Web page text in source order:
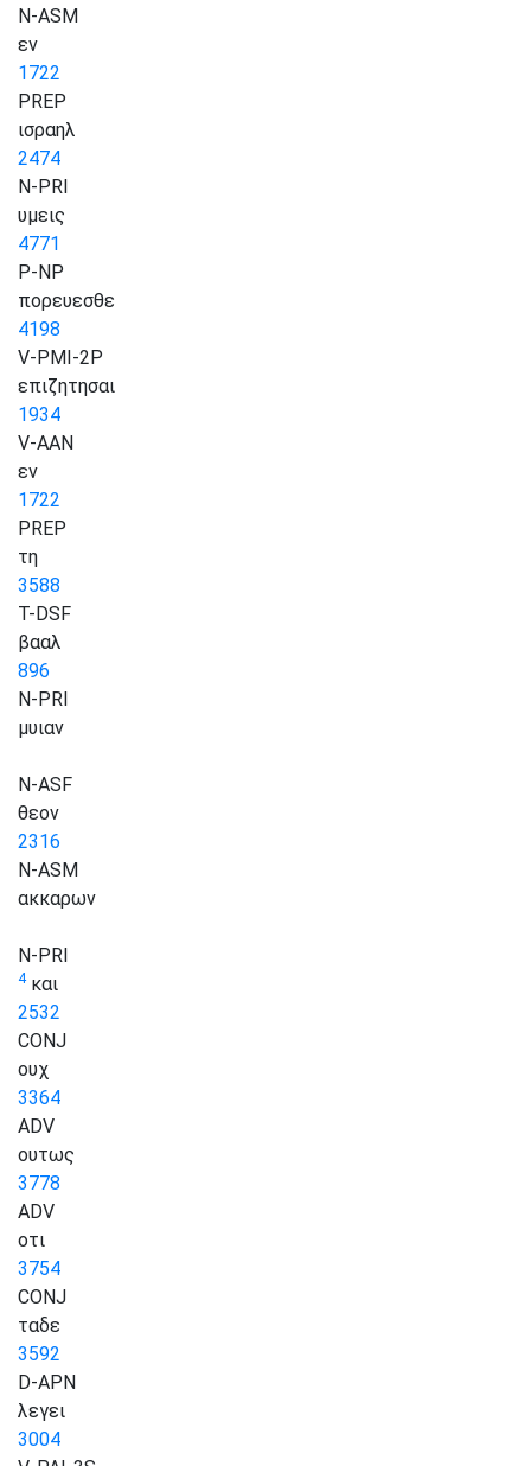
N-ASM
εν
1722
PREP
ισραηλ
2474
N-PRI
υμεις
4771
P-NP
πορευεσθε
4198
V-PMI-2P
επιζητησαι
1934
V-AAN
εν
1722
PREP
τη
3588
T-DSF
βααλ
896
N-PRI
μυιαν
N-ASF
θεον
2316
N-ASM
ακκαρων
N-PRI
4και
2532
CONJ
ουχ
3364
ADV
ουτως
3778
ADV
οτι
3754
CONJ
ταδε
3592
D-APN
λεγει
3004